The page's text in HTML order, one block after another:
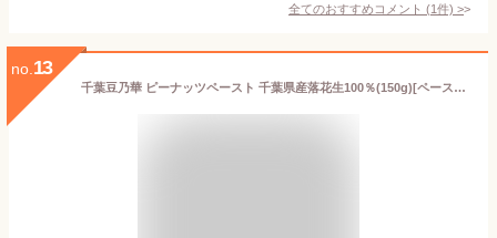
全てのおすすめコメント (1件) >
no. 13
千葉豆乃華 ピーナッツペースト 千葉県産落花生100％(150g)[ペースト 隠し味]